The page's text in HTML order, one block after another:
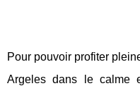
Pour pouvoir profiter
Argeles dans le calme